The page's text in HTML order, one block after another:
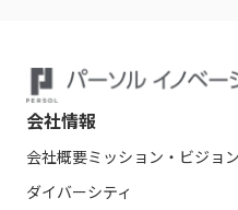
会社情報
会社概要ミッション・ビジョン
ダイバーシティ